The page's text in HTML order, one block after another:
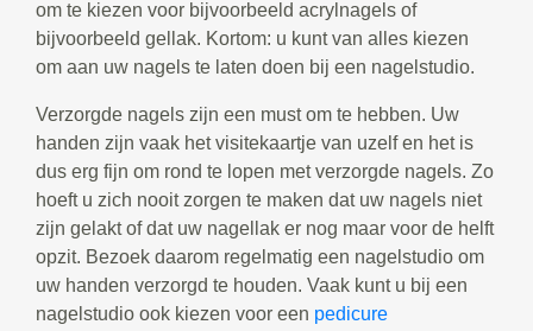
om te kiezen voor bijvoorbeeld acrylnagels of
bijvoorbeeld gellak. Kortom: u kunt van alles kiezen
om aan uw nagels te laten doen bij een nagelstudio.
Verzorgde nagels zijn een must om te hebben. Uw
handen zijn vaak het visitekaartje van uzelf en het is
dus erg fijn om rond te lopen met verzorgde nagels. Zo
hoeft u zich nooit zorgen te maken dat uw nagels niet
zijn gelakt of dat uw nagellak er nog maar voor de helft
opzit. Bezoek daarom regelmatig een nagelstudio om
uw handen verzorgd te houden. Vaak kunt u bij een
nagelstudio ook kiezen voor een pedicure